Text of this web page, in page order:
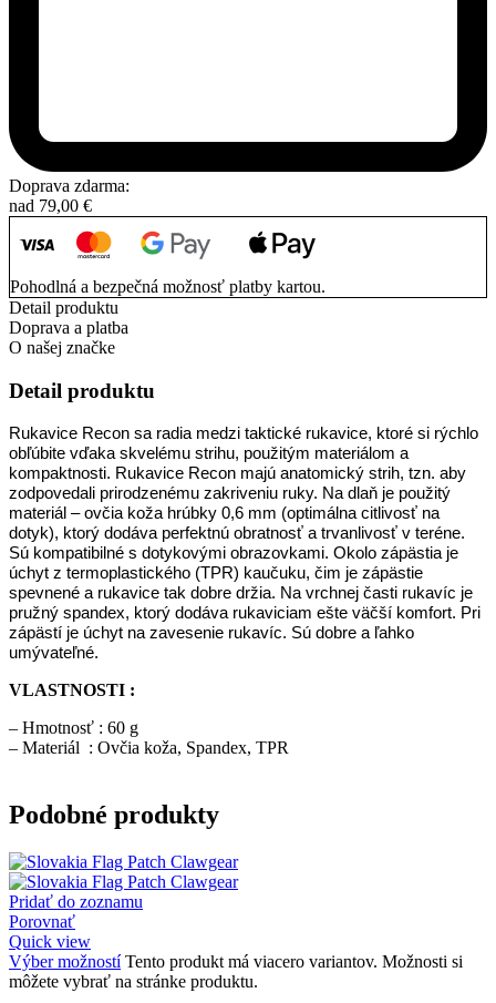
Doprava zdarma:
nad 79,00 €
Pohodlná a bezpečná možnosť platby kartou.
Detail produktu
Doprava a platba
O našej značke
Detail produktu
Rukavice Recon sa radia medzi taktické rukavice, ktoré si rýchlo
obľúbite vďaka skvelému strihu, použitým materiálom a
kompaktnosti. Rukavice Recon majú anatomický strih, tzn. aby
zodpovedali prirodzenému zakriveniu ruky. Na dlaň je použitý
materiál – ovčia koža hrúbky 0,6 mm (optimálna citlivosť na
dotyk), ktorý dodáva perfektnú obratnosť a trvanlivosť v teréne.
Sú kompatibilné s dotykovými obrazovkami. Okolo zápästia je
úchyt z termoplastického (TPR) kaučuku, čim je zápästie
spevnené a rukavice tak dobre držia. Na vrchnej časti rukavíc je
pružný spandex, ktorý dodáva rukaviciam ešte väčší komfort. Pri
zápästí je úchyt na zavesenie rukavíc. Sú dobre a ľahko
umývateľné.
VLASTNOSTI :
– Hmotnosť : 60 g
– Materiál : Ovčia koža, Spandex, TPR
Podobné produkty
Pridať do zoznamu
Porovnať
Quick view
Výber možností Tento produkt má viacero variantov. Možnosti si
môžete vybrať na stránke produktu.